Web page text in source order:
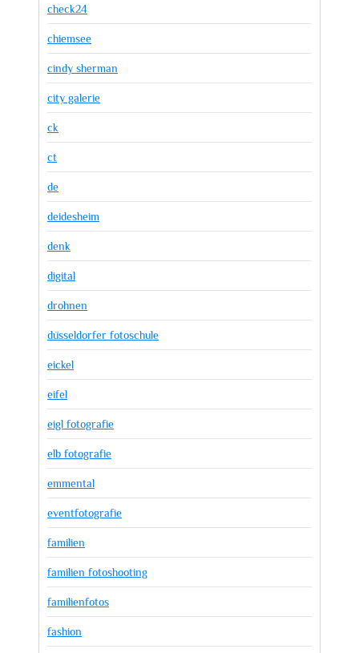
check24
chiemsee
cindy sherman
city galerie
ck
ct
de
deidesheim
denk
digital
drohnen
düsseldorfer fotoschule
eickel
eifel
eigl fotografie
elb fotografie
emmental
eventfotografie
familien
familien fotoshooting
familienfotos
fashion